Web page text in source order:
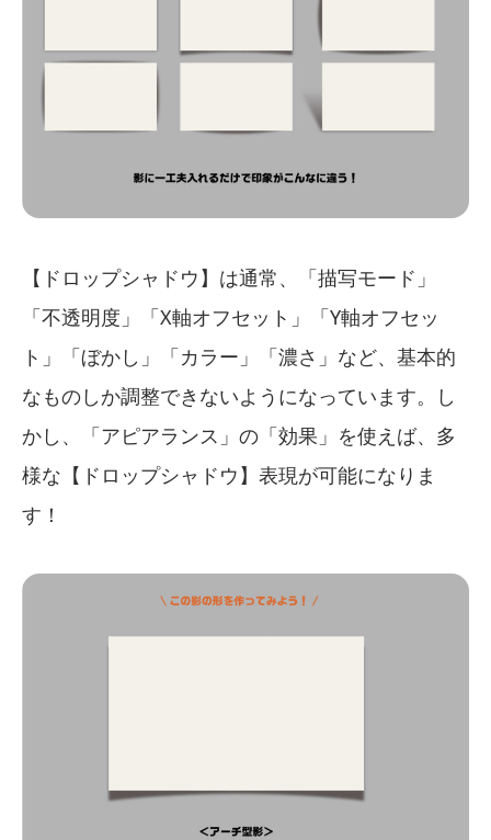
【ドロップシャドウ】は通常、「描写モード」
「不透明度」「X軸オフセット」「Y軸オフセッ
ト」「ぼかし」「カラー」「濃さ」など、基本的
なものしか調整できないようになっています。し
かし、「アピアランス」の「効果」を使えば、多
様な【ドロップシャドウ】表現が可能になりま
す！